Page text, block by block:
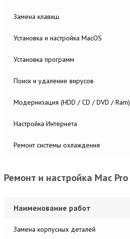
Замена клавиш
Установка и настройка MacОS
Установка программ
Поиск и удаление вирусов
Модернизация (HDD / CD / DVD / Ram)
Настройка Интернета
Ремонт системы охлаждения
Ремонт и настройка Mac Pro
Наименование работ
Замена корпусных деталей